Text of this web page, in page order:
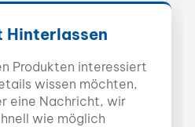
Hinterlassen
Produkten interessiert
wissen möchten,
eine Nachricht, wir
wie möglich